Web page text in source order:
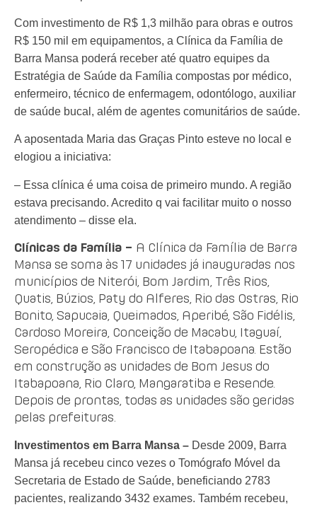
Com investimento de R$ 1,3 milhão para obras e outros
R$ 150 mil em equipamentos, a Clínica da Família de
Barra Mansa poderá receber até quatro equipes da
Estratégia de Saúde da Família compostas por médico,
enfermeiro, técnico de enfermagem, odontólogo, auxiliar
de saúde bucal, além de agentes comunitários de saúde.
A aposentada Maria das Graças Pinto esteve no local e
elogiou a iniciativa:
– Essa clínica é uma coisa de primeiro mundo. A região
estava precisando. Acredito q vai facilitar muito o nosso
atendimento – disse ela.
Clínicas da Família – A Clínica da Família de Barra
Mansa se soma às 17 unidades já inauguradas nos
municípios de Niterói, Bom Jardim, Três Rios,
Quatis, Búzios, Paty do Alferes, Rio das Ostras, Rio
Bonito, Sapucaia, Queimados, Aperibé, São Fidélis,
Cardoso Moreira, Conceição de Macabu, Itaguaí,
Seropédica e São Francisco de Itabapoana. Estão
em construção as unidades de Bom Jesus do
Itabapoana, Rio Claro, Mangaratiba e Resende.
Depois de prontas, todas as unidades são geridas
pelas prefeituras.
Investimentos em Barra Mansa – Desde 2009, Barra
Mansa já recebeu cinco vezes o Tomógrafo Móvel da
Secretaria de Estado de Saúde, beneficiando 2783
pacientes, realizando 3432 exames. Também recebeu,